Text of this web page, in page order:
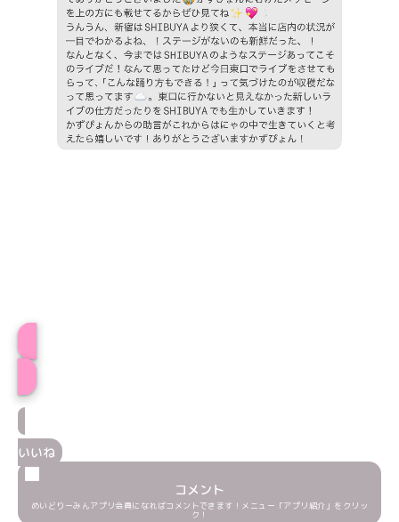
いいね
コメント
めいどりーみんアプリ会員になればコメントできます！メニュー「アプリ紹介」をクリッ
ク！